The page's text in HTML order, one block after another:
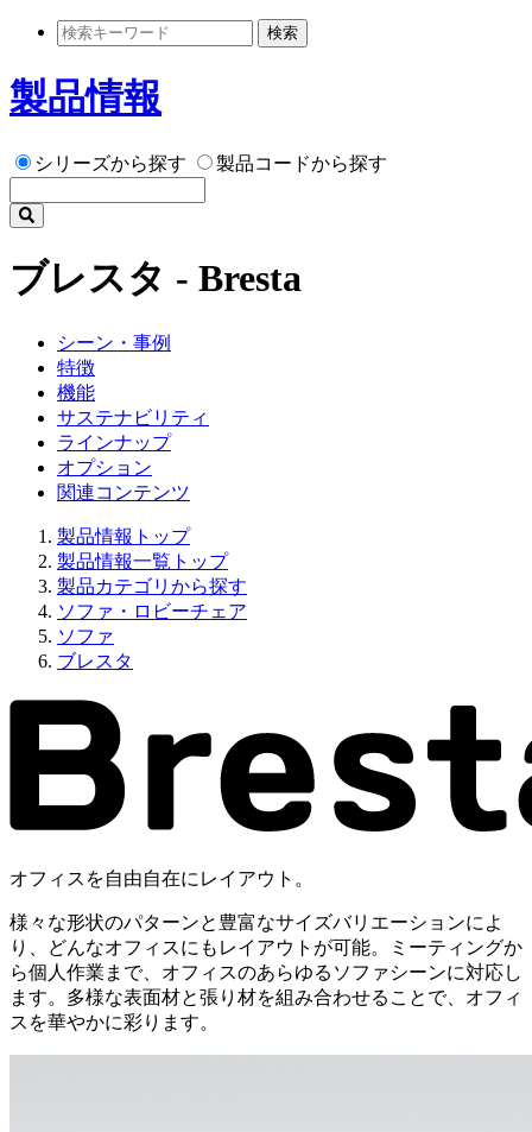
検索
製品情報
シリーズから探す 製品コードから探す
ブレスタ - Bresta
シーン・事例
特徴
機能
サステナビリティ
ラインナップ
オプション
関連コンテンツ
製品情報トップ
製品情報一覧トップ
製品カテゴリから探す
ソファ・ロビーチェア
ソファ
ブレスタ
オフィスを自由自在にレイアウト。
様々な形状のパターンと豊富なサイズバリエーションによ
り、どんなオフィスにもレイアウトが可能。ミーティングか
ら個人作業まで、オフィスのあらゆるソファシーンに対応し
ます。多様な表面材と張り材を組み合わせることで、オフィ
スを華やかに彩ります。